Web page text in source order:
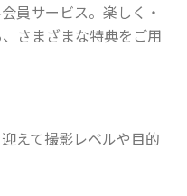
員サービス。楽しく・
さまざまな特典をご用
えて撮影レベルや目的